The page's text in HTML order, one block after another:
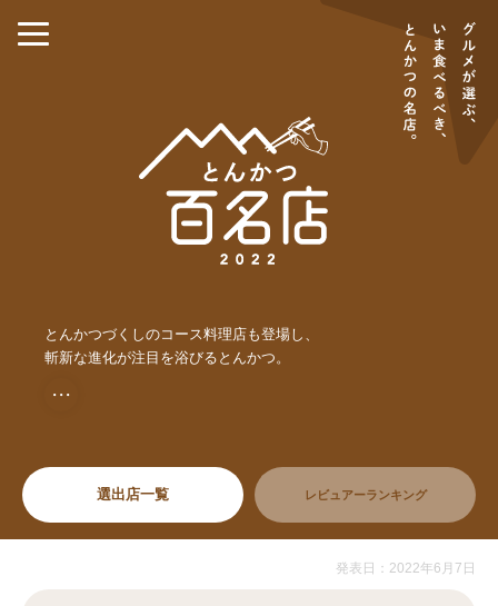
とんかつづくしのコース料理店も登場し、
斬新な進化が注目を浴びるとんかつ。
・・・
選出店一覧 レビュアーランキング
発表日：2022年6月7日